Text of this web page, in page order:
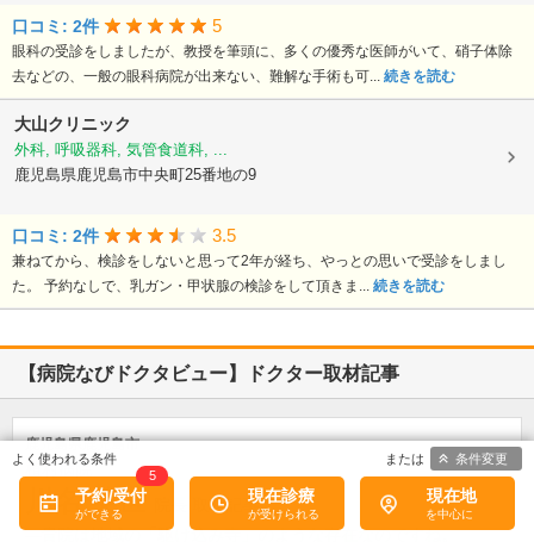
口コミ: 2件 5
眼科の受診をしましたが、教授を筆頭に、多くの優秀な医師がいて、硝子体除
去などの、一般の眼科病院が出来ない、難解な手術も可... 続きを読む
大山クリニック
外科, 呼吸器科, 気管食道科, ...
鹿児島県鹿児島市中央町25番地の9
口コミ: 2件 3.5
兼ねてから、検診をしないと思って2年が経ち、やっとの思いで受診をしまし
た。 予約なしで、乳ガン・甲状腺の検診をして頂きま... 続きを読む
【病院なびドクタビュー】ドクター取材記事
鹿児島県鹿児島市
植村病院
川名 英世
取材記事
貴院は地域の「駆け込み寺」のような存在なのですね。
予約/受付
5
現在診療 現在地
条件変更